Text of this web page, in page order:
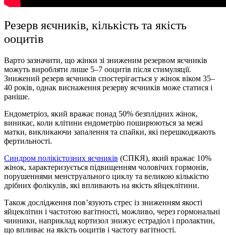
Резерв яєчників, кількість та якість
ооцитів
Варто зазначити, що жінки зі зниженим резервом яєчників
можуть виробляти лише 5–7 ооцитів після стимуляції.
Знижений резерв яєчників спостерігається у жінок віком 35–
40 років, однак виснаження резерву яєчників може статися і
раніше.
Ендометріоз, який вражає понад 50% безплідних жінок,
виникає, коли клітини ендометрію поширюються за межі
матки, викликаючи запалення та спайки, які перешкоджають
фертильності.
Синдром полікістозних яєчників (СПКЯ), який вражає 10%
жінок, характеризується підвищенням чоловічих гормонів,
порушеннями менструального циклу та великою кількістю
дрібних фолікулів, які впливають на якість яйцеклітини.
Також дослідження пов’язують стрес із зниженням якості
яйцеклітин і частотою вагітності, можливо, через гормональні
чинники, наприклад кортизол знижує естрадіол і пролактин,
що впливає на якість ооцитів і частоту вагітності.